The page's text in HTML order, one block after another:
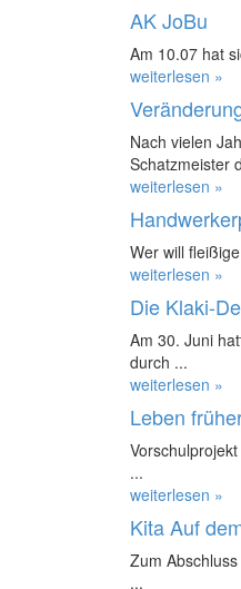
AK JoBu
Am 10.07 hat
weiterlesen »
Nach vielen
Schatzmeister
weiterlesen »
Wer will
weiterlesen »
Die Klaki-
Am 30. Juni
durch ...
weiterlesen »
Leben
...
weiterlesen »
Kita Auf
Zum
...